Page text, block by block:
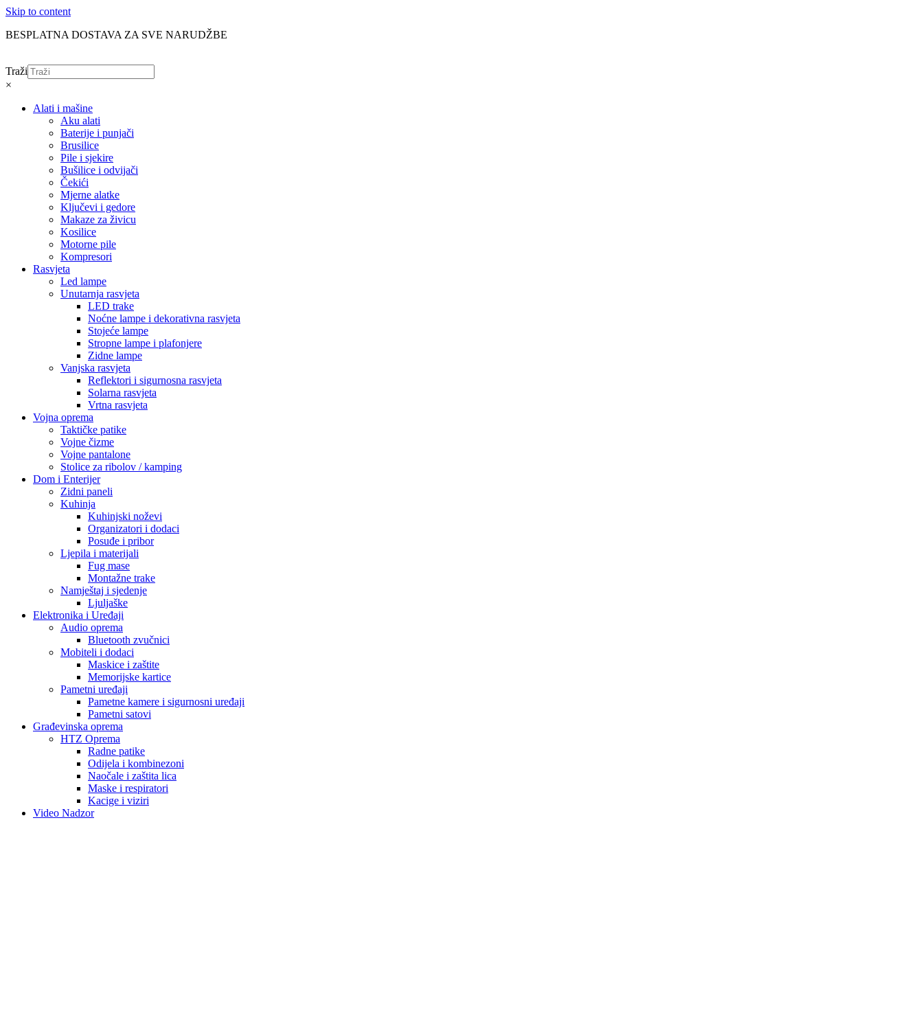
Skip to content
BESPLATNA DOSTAVA ZA SVE NARUDŽBE
Traži
×
Alati i mašine
Aku alati
Baterije i punjači
Brusilice
Pile i sjekire
Bušilice i odvijači
Čekići
Mjerne alatke
Ključevi i gedore
Makaze za živicu
Kosilice
Motorne pile
Kompresori
Rasvjeta
Led lampe
Unutarnja rasvjeta
LED trake
Noćne lampe i dekorativna rasvjeta
Stojeće lampe
Stropne lampe i plafonjere
Zidne lampe
Vanjska rasvjeta
Reflektori i sigurnosna rasvjeta
Solarna rasvjeta
Vrtna rasvjeta
Vojna oprema
Taktičke patike
Vojne čizme
Vojne pantalone
Stolice za ribolov / kamping
Dom i Enterijer
Zidni paneli
Kuhinja
Kuhinjski noževi
Organizatori i dodaci
Posuđe i pribor
Ljepila i materijali
Fug mase
Montažne trake
Namještaj i sjedenje
Ljuljaške
Elektronika i Uređaji
Audio oprema
Bluetooth zvučnici
Mobiteli i dodaci
Maskice i zaštite
Memorijske kartice
Pametni uređaji
Pametne kamere i sigurnosni uređaji
Pametni satovi
Građevinska oprema
HTZ Oprema
Radne patike
Odijela i kombinezoni
Naočale i zaštita lica
Maske i respiratori
Kacige i viziri
Video Nadzor